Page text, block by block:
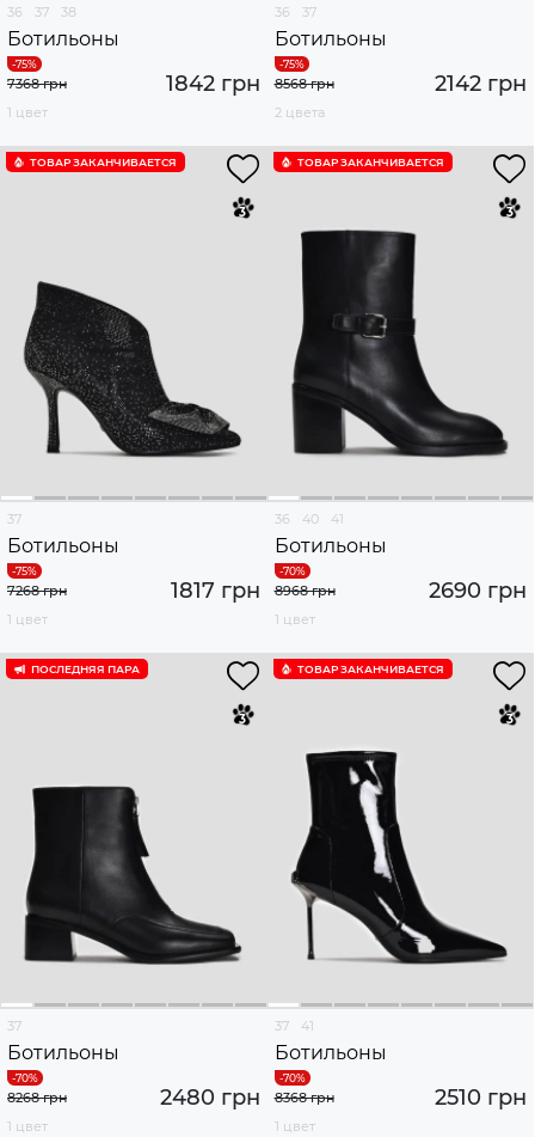
36 37 38
Ботильоны
1842 грн
7368 грн
1 цвет
36 37
Ботильоны
2142 грн
8568 грн
2 цвета
ТОВАР ЗАКАНЧИВАЕТСЯ
37
Ботильоны
1817 грн
7268 грн
1 цвет
ТОВАР ЗАКАНЧИВАЕТСЯ
36 40 41
Ботильоны
2690 грн
8968 грн
1 цвет
ПОСЛЕДНЯЯ ПАРА
37
Ботильоны
2480 грн
8268 грн
1 цвет
ТОВАР ЗАКАНЧИВАЕТСЯ
37 41
Ботильоны
2510 грн
8368 грн
1 цвет